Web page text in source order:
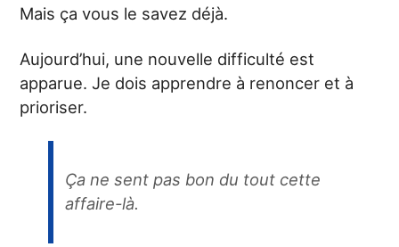
Mais ça vous le savez déjà.
Aujourd’hui, une nouvelle difficulté est
apparue. Je dois apprendre à renoncer et à
prioriser.
Ça ne sent pas bon du tout cette
affaire-là.